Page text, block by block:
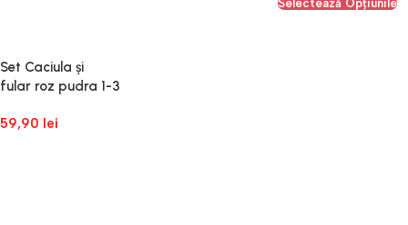
Selectează Opțiunile
Set Caciula și
fular roz pudra 1-3
59,90 lei